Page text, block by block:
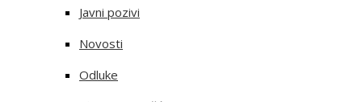
Javni pozivi
Novosti
Odluke